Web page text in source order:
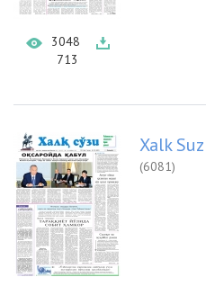
3048
713
Xalk
(6081)